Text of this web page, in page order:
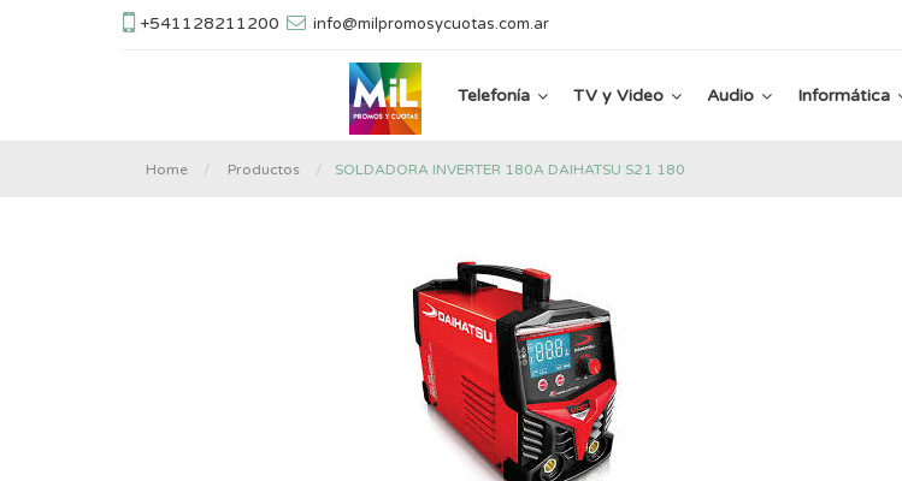
+541128211200 info@milpromosycuotas.com.ar
Telefonía TV y Video Audio Informática
Home Productos SOLDADORA INVERTER 180A DAIHATSU S21 180